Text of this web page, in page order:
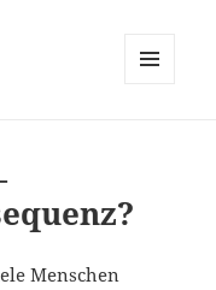
Menschen